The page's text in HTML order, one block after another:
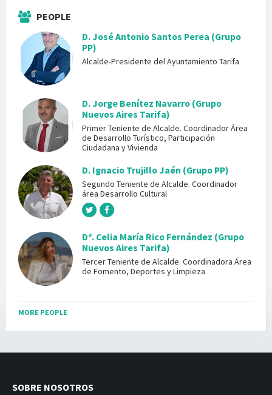
PEOPLE
D. José Antonio Santos Perea (Grupo
PP)
Alcalde-Presidente del Ayuntamiento Tarifa
D. Jorge Benítez Navarro (Grupo
Nuevos Aires Tarifa)
Primer Teniente de Alcalde. Coordinador Área
de Desarrollo Turístico, Participación
Ciudadana y Vivienda
D. Ignacio Trujillo Jaén (Grupo PP)
Segundo Teniente de Alcalde. Coordinador
área Desarrollo Cultural
Dª. Celia María Rico Fernández (Grupo
Nuevos Aires Tarifa)
Tercer Teniente de Alcalde. Coordinadora Área
de Fomento, Deportes y Limpieza
MORE PEOPLE
SOBRE NOSOTROS